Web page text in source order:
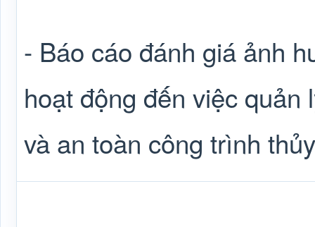
- Báo cáo đánh giá ảnh
hoạt động đến việc quản
và an toàn công trình